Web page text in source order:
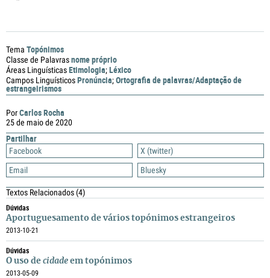
PorCarlos Rocha
25 de maio de 2020
Partilhar
Facebook
X (twitter)
Email
Bluesky
Textos Relacionados(4)
Dúvidas
Aportuguesamento de vários topónimos estrangeiros
2013-10-21
Dúvidas
O uso de cidade em topónimos
2013-05-09
Tema Topónimos
Classe de Palavrasnome próprio
Áreas LinguísticasEtimologia;Léxico
Campos LinguísticosPronúncia;Ortografia de palavras/Adaptação de
estrangeirismos